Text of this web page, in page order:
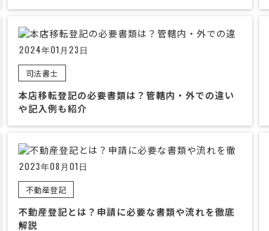
2024年01月23日
司法書士
本店移転登記の必要書類は？管轄内・外での違い
や記入例も紹介
2023年08月01日
不動産登記
不動産登記とは？申請に必要な書類や流れを徹底
解説